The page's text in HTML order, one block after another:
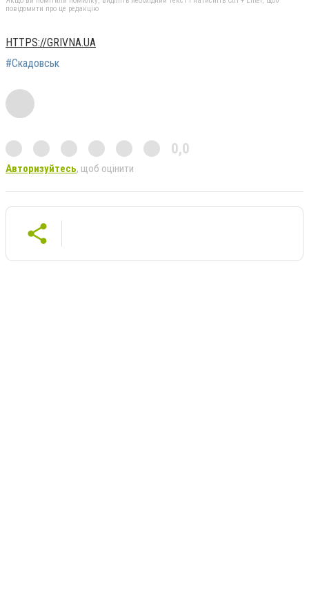
повідомити про це редакцію
HTTPS://GRIVNA.UA
#Скадовськ
0,0
Авторизуйтесь, щоб оцінити